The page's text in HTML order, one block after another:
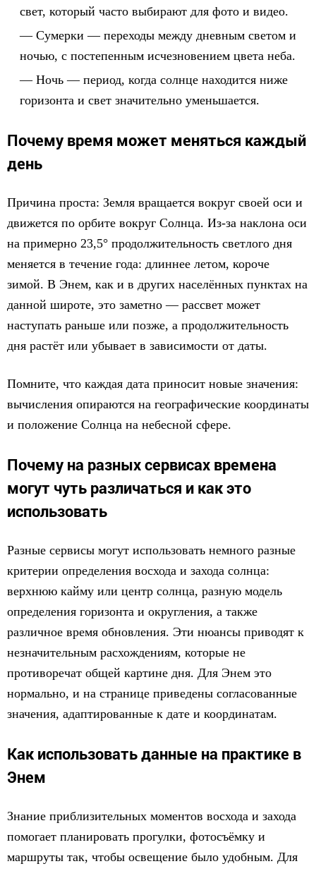
свет, который часто выбирают для фото и видео.
Сумерки — переходы между дневным светом и
ночью, с постепенным исчезновением цвета неба.
Ночь — период, когда солнце находится ниже
горизонта и свет значительно уменьшается.
Почему время может меняться каждый
день
Причина проста: Земля вращается вокруг своей оси и
движется по орбите вокруг Солнца. Из-за наклона оси
на примерно 23,5° продолжительность светлого дня
меняется в течение года: длиннее летом, короче
зимой. В Энем, как и в других населённых пунктах на
данной широте, это заметно — рассвет может
наступать раньше или позже, а продолжительность
дня растёт или убывает в зависимости от даты.
Помните, что каждая дата приносит новые значения:
вычисления опираются на географические координаты
и положение Солнца на небесной сфере.
Почему на разных сервисах времена
могут чуть различаться и как это
использовать
Разные сервисы могут использовать немного разные
критерии определения восхода и захода солнца:
верхнюю кайму или центр солнца, разную модель
определения горизонта и округления, а также
различное время обновления. Эти нюансы приводят к
незначительным расхождениям, которые не
противоречат общей картине дня. Для Энем это
нормально, и на странице приведены согласованные
значения, адаптированные к дате и координатам.
Как использовать данные на практике в
Энем
Знание приблизительных моментов восхода и захода
помогает планировать прогулки, фотосъёмку и
маршруты так, чтобы освещение было удобным. Для